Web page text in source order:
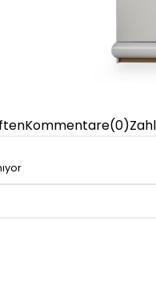
Kommentare(0)